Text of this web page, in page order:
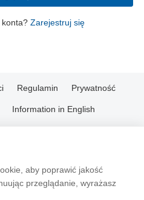
aby poprawić jakość
przeglądanie, wyrażasz
konta? Zarejestruj się
Regulamin Prywatność
Information in English